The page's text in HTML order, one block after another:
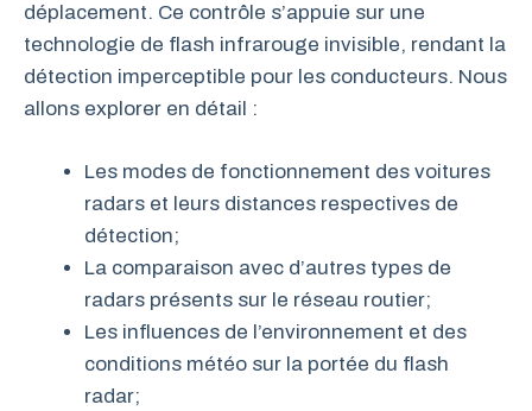
déplacement. Ce contrôle s’appuie sur une
technologie de flash infrarouge invisible, rendant la
détection imperceptible pour les conducteurs. Nous
allons explorer en détail :
Les modes de fonctionnement des voitures
radars et leurs distances respectives de
détection;
La comparaison avec d’autres types de
radars présents sur le réseau routier;
Les influences de l’environnement et des
conditions météo sur la portée du flash
radar;